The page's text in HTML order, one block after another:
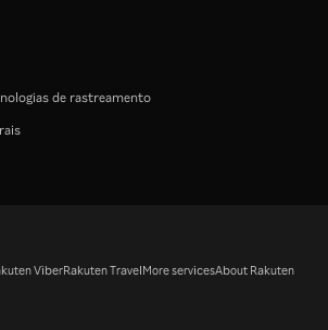
de rastreamento
ViberRakuten TravelMore servicesAbout Rakuten